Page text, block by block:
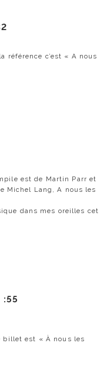
référence c’est « A nous
est de Martin Parr et
Michel Lang, A nous les
dans mes oreilles cet
:55
est « À nous les